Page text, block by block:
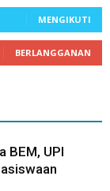
MENGIKUTI
BERLANGGANAN
BEM, UPI